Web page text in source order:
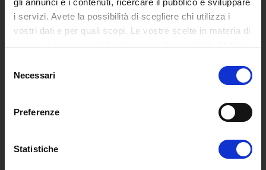
gli annunci e i contenuti, ricercare il pubblico e sviluppare
i servizi. Avete la possibilità di scegliere chi utilizza i
vostri dati e per quali scopi. Le vostre scelte in materia di
modificare o revocare il proprio consenso in qualsiasi
momento dalla Dichiarazione sui cookie o facendo clic
raccogliere informazioni sulla tua posizione
geografica, con un'approssimazione di qualche
delNecessari
Preferenze
Statistiche
Degree Courses
Advanced training courses
Research Doctorate
Qualifying educational programs for initial teacher training,
Mondo Scuola post graduate training and qualifying